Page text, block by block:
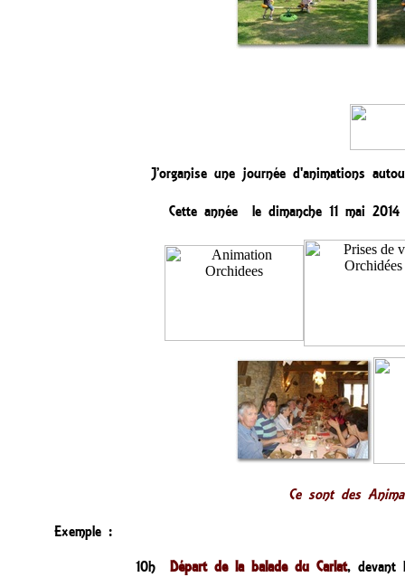
J’organise une journée d'animations
Cette année le dimanche 11 mai
Ce sont des
Exemple :
10h Départ de la balade du Carlat, devant